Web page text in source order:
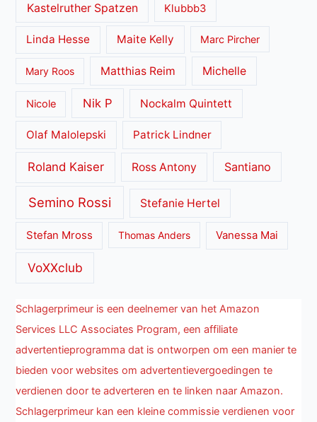
Kastelruther Spatzen Klubbb3
Linda Hesse Maite Kelly Marc Pircher
Mary Roos Matthias Reim Michelle
Nicole Nik P Nockalm Quintett
Olaf Malolepski Patrick Lindner
Roland Kaiser Ross Antony Santiano
Semino Rossi Stefanie Hertel
Stefan Mross Thomas Anders Vanessa Mai
VoXXclub
Schlagerprimeur is een deelnemer van het Amazon
Services LLC Associates Program, een affiliate
advertentieprogramma dat is ontworpen om een manier te
bieden voor websites om advertentievergoedingen te
verdienen door te adverteren en te linken naar Amazon.
Schlagerprimeur kan een kleine commissie verdienen voor